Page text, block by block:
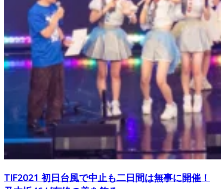
TIF2021 初日台風で中止も二日間は無事に開催！